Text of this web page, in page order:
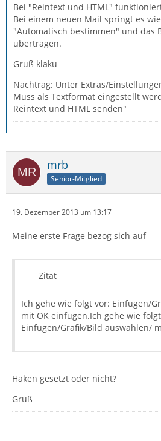
Bei "Reintext und HTML"
Bei einem neuen Mail springt es
"Automatisch bestimmen" und das
übertragen.
Gruß klaku
Nachtrag: Unter Extras/
Muss als Textformat eingestellt
Reintext und HTML senden"
mrb
Senior-Mitglied
19. Dezember 2013 um 13:17
Meine erste Frage bezog sich auf
Zitat
Ich gehe wie folgt vor: Einfügen/
mit OK einfügen.Ich gehe wie
Einfügen/Grafik/Bild auswählen/
Haken gesetzt oder nicht?
Gruß